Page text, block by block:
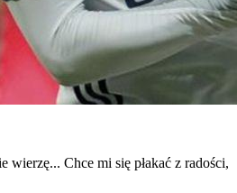
wierzę... Chce mi się płakać z radości,